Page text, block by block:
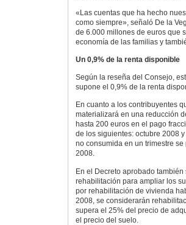
«Las cuentas que ha hecho
como siempre», señaló De la
de 6.000 millones de euros que
economía de las familias y
Un 0,9% de la renta disponible
Según la reseña del Consejo,
supone el 0,9% de la renta
En cuanto a los contribuyentes
materializará en una reducción
hasta 200 euros en el pago
de los siguientes: octubre 2008
no consumida en un trimestre
2008.
En el Decreto aprobado
rehabilitación para ampliar los
por rehabilitación de vivienda
2008, se considerarán
supera el 25% del precio de
el precio del suelo.